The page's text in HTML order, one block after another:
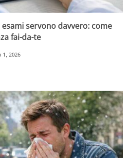
servono davvero: come
fai-da-te
1, 2026